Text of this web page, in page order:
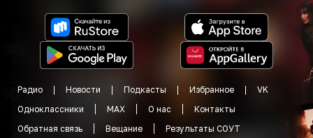
Радио Новости Подкасты Избранное
VK
Одноклассники
MAX О нас
Контакты
Обратная связь
Вещание Результаты СОУТ